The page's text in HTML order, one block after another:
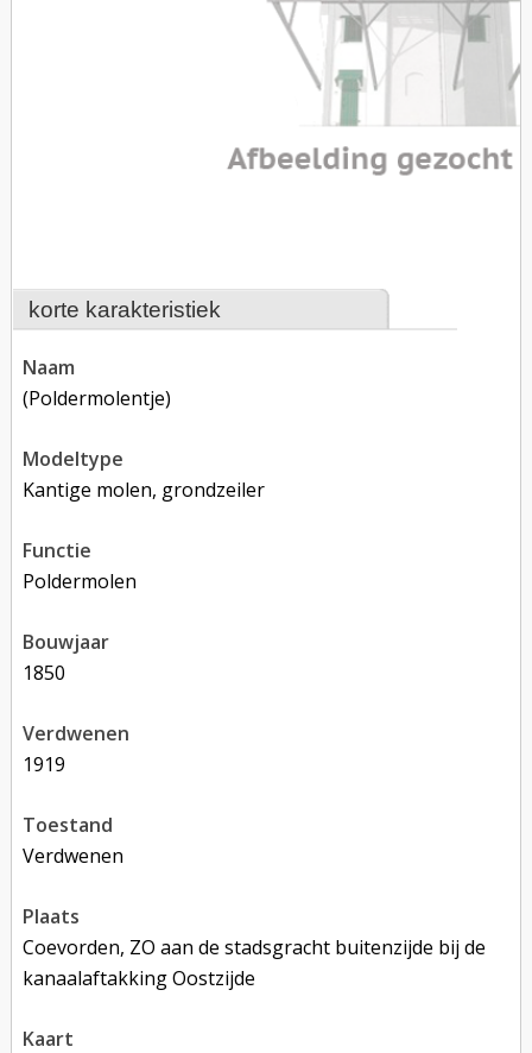
korte karakteristiek
naam
(poldermolentje)
modeltype
Kantige molen, grondzeiler
functie
poldermolen
bouwjaar
1850
verdwenen
1919
toestand
verdwenen
plaats
Coevorden, ZO aan de stadsgracht buitenzijde bij de
kanaalaftakking Oostzijde
kaart